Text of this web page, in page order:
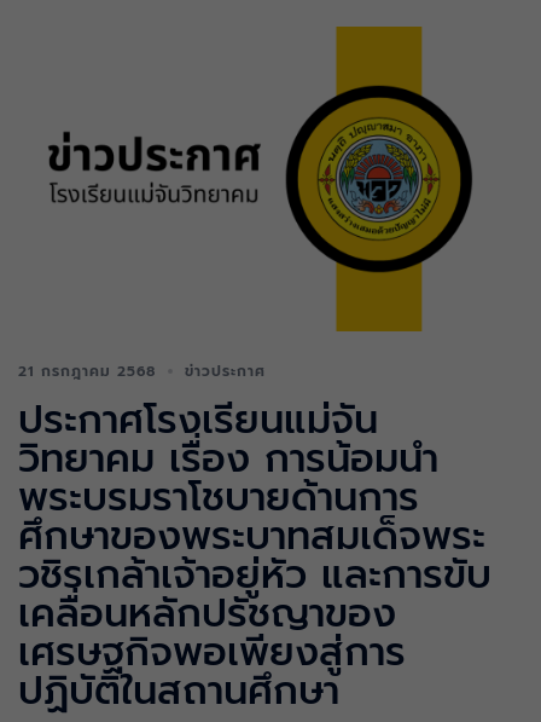
21 กรกฎาคม 2568 ข่าวประกาศ
ประกาศโรงเรียนแม่จัน
วิทยาคม เรื่อง การน้อมนำ
พระบรมราโชบายด้านการ
ศึกษาของพระบาทสมเด็จพระ
วชิรเกล้าเจ้าอยู่หัว และการขับ
เคลื่อนหลักปรัชญาของ
เศรษฐกิจพอเพียงสู่การ
ปฏิบัติในสถานศึกษา